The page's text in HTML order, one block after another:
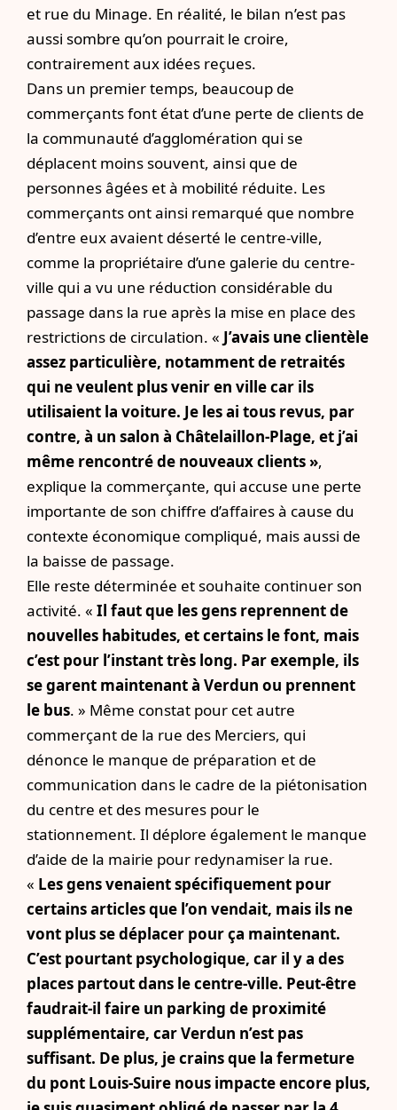
et rue du Minage. En réalité, le bilan n’est pas
aussi sombre qu’on pourrait le croire,
contrairement aux idées reçues.
Dans un premier temps, beaucoup de
commerçants font état d’une perte de clients de
la communauté d’agglomération qui se
déplacent moins souvent, ainsi que de
personnes âgées et à mobilité réduite. Les
commerçants ont ainsi remarqué que nombre
d’entre eux avaient déserté le centre-ville,
comme la propriétaire d’une galerie du centre-
ville qui a vu une réduction considérable du
passage dans la rue après la mise en place des
restrictions de circulation. « J’avais une clientèle
assez particulière, notamment de retraités
qui ne veulent plus venir en ville car ils
utilisaient la voiture. Je les ai tous revus, par
contre, à un salon à Châtelaillon-Plage, et j’ai
même rencontré de nouveaux clients »,
explique la commerçante, qui accuse une perte
importante de son chiffre d’affaires à cause du
contexte économique compliqué, mais aussi de
la baisse de passage.
Elle reste déterminée et souhaite continuer son
activité. « Il faut que les gens reprennent de
nouvelles habitudes, et certains le font, mais
c’est pour l’instant très long. Par exemple, ils
se garent maintenant à Verdun ou prennent
le bus. » Même constat pour cet autre
commerçant de la rue des Merciers, qui
dénonce le manque de préparation et de
communication dans le cadre de la piétonisation
du centre et des mesures pour le
stationnement. Il déplore également le manque
d’aide de la mairie pour redynamiser la rue.
« Les gens venaient spécifiquement pour
certains articles que l’on vendait, mais ils ne
vont plus se déplacer pour ça maintenant.
C’est pourtant psychologique, car il y a des
places partout dans le centre-ville. Peut-être
faudrait-il faire un parking de proximité
supplémentaire, car Verdun n’est pas
suffisant. De plus, je crains que la fermeture
du pont Louis-Suire nous impacte encore plus,